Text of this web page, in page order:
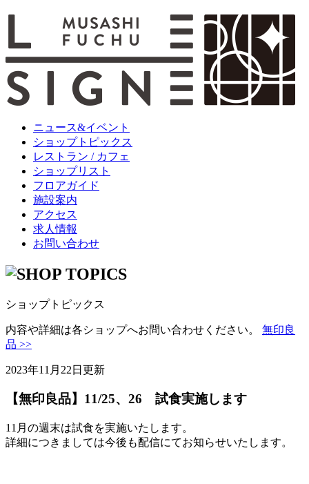
ニュース&イベント
ショップトピックス
レストラン / カフェ
ショップリスト
フロアガイド
施設案内
アクセス
求人情報
お問い合わせ
ショップトピックス
内容や詳細は各ショップへお問い合わせください。 無印良
品 >>
2023年11月22日更新
【無印良品】11/25、26 試食実施します
11月の週末は試食を実施いたします。
詳細につきましては今後も配信にてお知らせいたします。